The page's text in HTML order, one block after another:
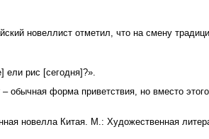
новеллист отметил, что на смену
рис [сегодня]?».
обычная форма приветствия, но вместо
новелла Китая. М.: Художественная